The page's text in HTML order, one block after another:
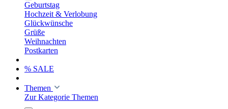
Geburtstag
Hochzeit & Verlobung
Glückwünsche
Grüße
Weihnachten
Postkarten
% SALE
Themen
Zur Kategorie Themen